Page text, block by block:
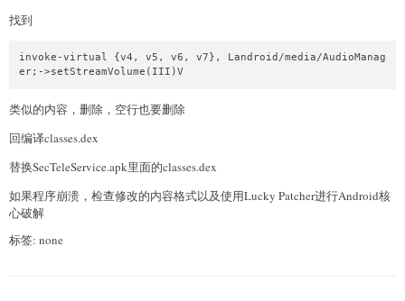
找到
invoke-virtual {v4, v5, v6, v7}, Landroid/media/AudioManag
er;->setStreamVolume(III)V
类似的内容，删除，空行也要删除
回编译classes.dex
替换SecTeleService.apk里面的classes.dex
如果程序崩溃，检查修改的内容格式以及使用Lucky Patcher进行Android核
心破解
标签: none